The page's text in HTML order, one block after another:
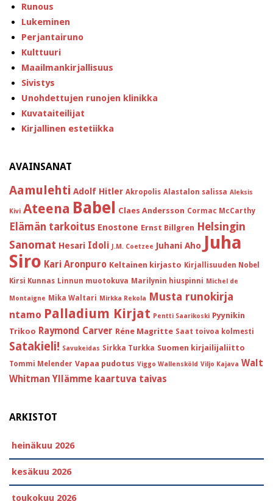
Runous
Lukeminen
Perjantairuno
Kulttuuri
Maailmankirjallisuus
Sivistys
Unohdettujen runojen klinikka
Kuvataiteilijat
Kirjallinen estetiikka
AVAINSANAT
Aamulehti Adolf Hitler Akropolis Alastalon salissa Aleksis
Kivi Ateena Babel Claes Andersson Cormac McCarthy
Elämän tarkoitus Enostone Ernst Billgren Helsingin
Sanomat Hesari Idoli J.M. Coetzee Juhani Aho Juha
Siro Kari Aronpuro Keltainen kirjasto Kirjallisuuden Nobel
Kirsi Kunnas Linnun muotokuva Marilynin hiuspinni Michel de
Montaigne Mika Waltari Mirkka Rekola Musta runokirja
ntamo Palladium Kirjat Pentti Saarikoski Pyynikin
Trikoo Raymond Carver Réne Magritte Saat toivoa kolmesti
Satakieli! Savukeidas Sirkka Turkka Suomen kirjailijaliitto
Tommi Melender Vapaa pudotus Viggo Wallensköld Viljo Kajava Walt
Whitman Yllämme kaartuva taivas
ARKISTOT
heinäkuu 2026
kesäkuu 2026
toukokuu 2026